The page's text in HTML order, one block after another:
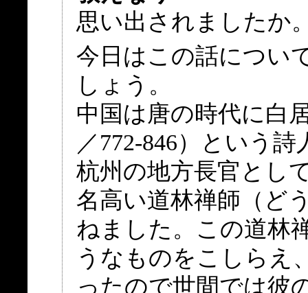
思い出されましたか
今日はこの話につい
しょう。
中国は唐の時代に白
／772‐846）という
杭州の地方長官とし
名高い道林禅師（ど
ねました。この道林
うなものをこしらえ
ったので世間では彼